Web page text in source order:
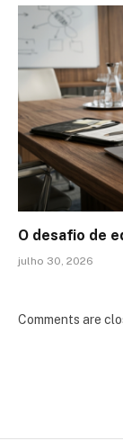
O desafio de
julho 30, 2026
Comments are